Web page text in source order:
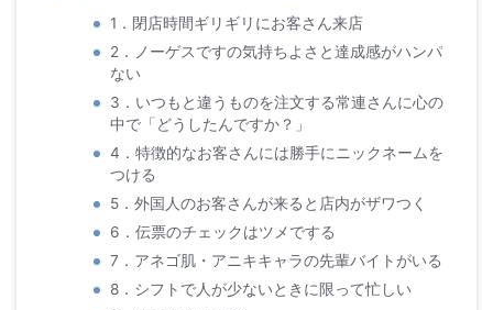
1．閉店時間ギリギリにお客さん来店
2．ノーゲスですの気持ちよさと達成感がハンパ
ない
3．いつもと違うものを注文する常連さんに心の
中で「どうしたんですか？」
4．特徴的なお客さんには勝手にニックネームを
つける
5．外国人のお客さんが来ると店内がザワつく
6．伝票のチェックはツメでする
7．アネゴ肌・アニキキャラの先輩バイトがいる
8．シフトで人が少ないときに限って忙しい